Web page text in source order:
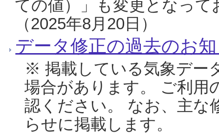
ての値）」も変更となっ
（2025年8月20日）
データ修正の過去のお
※ 掲載している気象デー
場合があります。 ご利用
認ください。 なお、主な
らせに掲載します。